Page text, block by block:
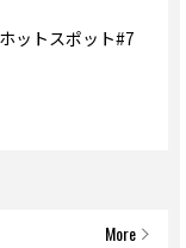
ットスポット#7
More